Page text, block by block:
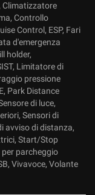
Climatizzatore
Controllo
Control, ESP, Fari
d'emergenza
holder,
Limitatore di
pressione
Park Distance
di luce,
Sensori di
avviso di distanza,
Start/Stop
per parcheggio
Vivavoce, Volante